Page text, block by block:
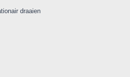
draaien